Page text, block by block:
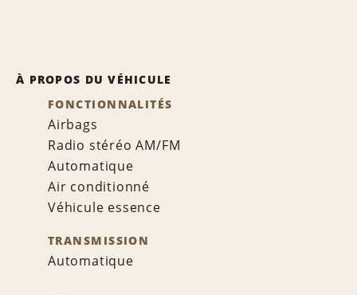
À PROPOS DU VÉHICULE
FONCTIONNALITÉS
Airbags
Radio stéréo AM/FM
Automatique
Air conditionné
Véhicule essence
TRANSMISSION
Automatique